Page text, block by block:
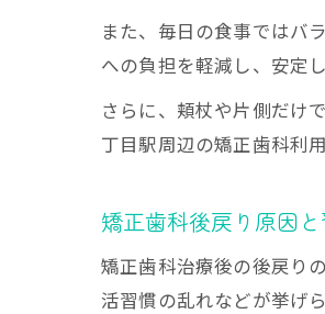
また、毎日の食事ではバ
への負担を軽減し、安定
さらに、頬杖や片側だけ
丁目駅周辺の矯正歯科利
矯正歯科後戻り原因
矯正歯科治療後の後戻り
活習慣の乱れなどが挙げ